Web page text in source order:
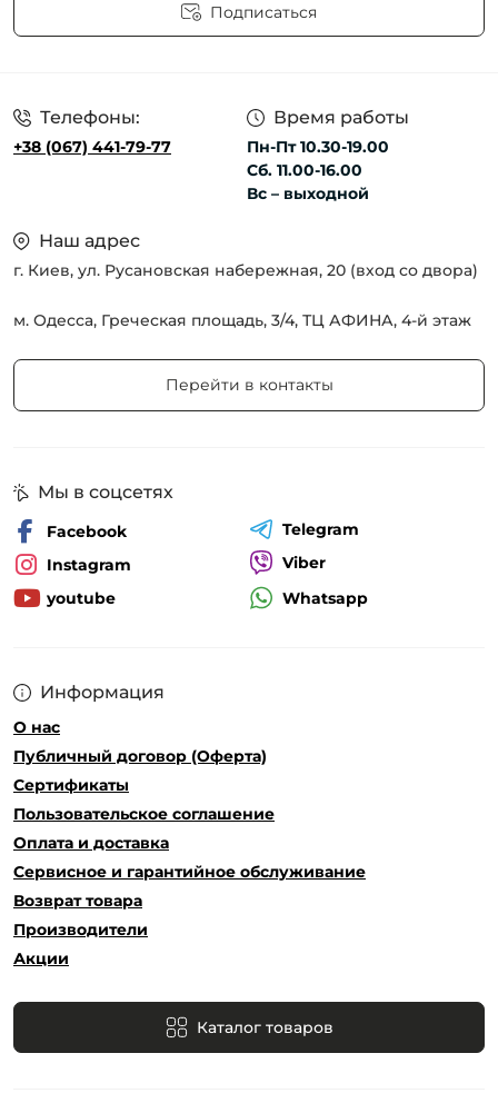
Подписаться
Пользовательское соглашение
Телефоны:
+38 (067) 441-79-77
Время работы
Пн-Пт 10.30-19.00
Сб. 11.00-16.00
Вс – выходной
Наш адрес
г. Киев, ул. Русановская набережная, 20 (вход со двора)
м. Одесса, Греческая площадь, 3/4, ТЦ АФИНА, 4-й этаж
Перейти в контакты
Информация
О нас
Публичный договор (Оферта)
Сертификаты
Пользовательское соглашение
Оплата и доставка
Сервисное и гарантийное обслуживание
Возврат товара
Производители
Акции
Каталог товаров
Мы в соцсетях
Facebook
Instagram
youtube
Telegram
Viber
Whatsapp